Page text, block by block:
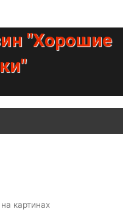
"Хорошие
картинах